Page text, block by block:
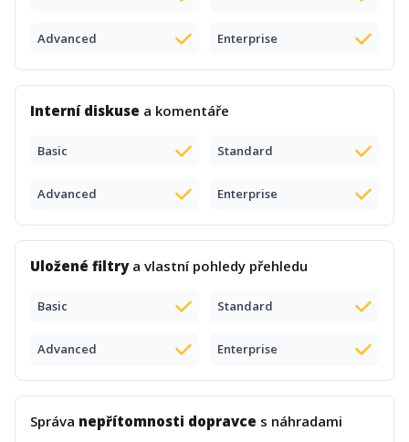
Advanced Enterprise
Interní diskuse a komentáře
Basic Standard
Advanced Enterprise
Uložené filtrya vlastní pohledy přehledu
Basic Standard
Advanced Enterprise
Správa nepřítomnosti dopravce s náhradami